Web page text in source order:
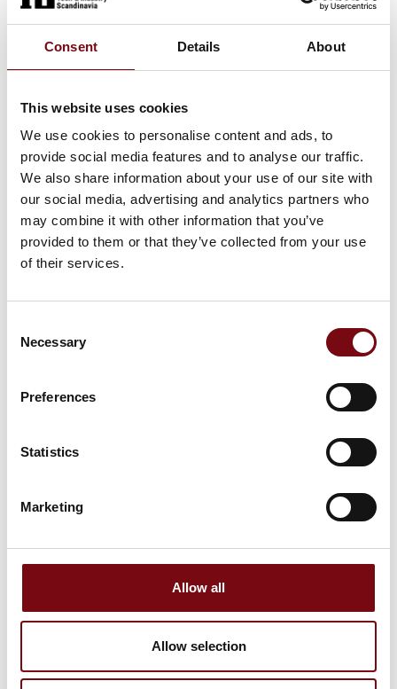
Consent Details About
This website uses cookies
We use cookies to personalise content and ads, to
provide social media features and to analyse our traffic.
We also share information about your use of our site with
our social media, advertising and analytics partners who
may combine it with other information that you’ve
provided to them or that they’ve collected from your use
of their services.
Selection
Necessary
Preferences
Statistics
Marketing
Allow all
Allow selection
serie
EPSON COLORWORKS - in-line med
Robot sampak løsning
På messen
ETISOFT iK4 - High-performance
industriel label printer
På messen
RFID ETIKET PRINTERE
Dette produkt kan opleves på udstillerens stand på messen